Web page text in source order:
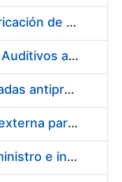
Acuerdo marco para la fabricación de piezas
Suministro de Protectores Auditivos a medida para las personas trabajadoras de los Centros de Trabajo de Madrid y Burgos
Suministro de gafas graduadas antiproyecciones para los trabajadores de la FNMT-RCM en los centros de trabajo de Madrid y Burgos
Servicios de una empresa externa para el asesoramiento y resolución de los recursos de alzada que se presentan relacionados con procesos de selección para la FNMT-RCM
Acuerdo marco para el suministro e instalación de persianas, estores y otros complementos